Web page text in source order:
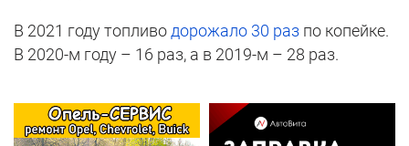
В 2021 году топливодорожало 30 раз по копейке.
В 2020-м году – 16 раз, а в 2019-м – 28 раз.